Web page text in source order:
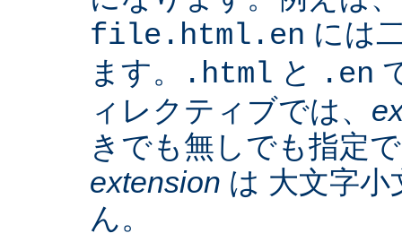
file.html.en には
ます。
.html と .en
ィレクティブでは、
きでも無しでも指定
extension は 大文字
ん。